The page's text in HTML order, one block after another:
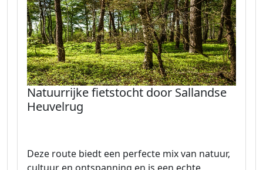
Natuurrijke fietstocht door Sallandse
Heuvelrug
Deze route biedt een perfecte mix van natuur,